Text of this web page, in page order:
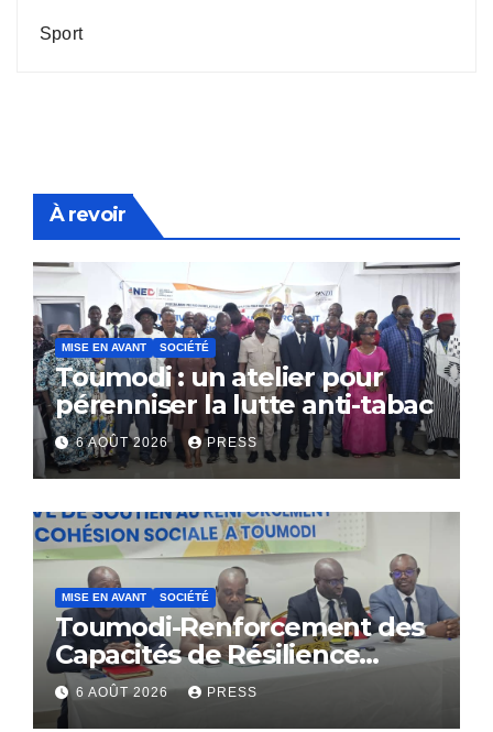
Sport
À revoir
MISE EN AVANT SOCIÉTÉ
Toumodi : un atelier pour
pérenniser la lutte anti-tabac
6 AOÛT 2026 PRESS
MISE EN AVANT SOCIÉTÉ
Toumodi-Renforcement des
Capacités de Résilience
Communautaire
6 AOÛT 2026 PRESS